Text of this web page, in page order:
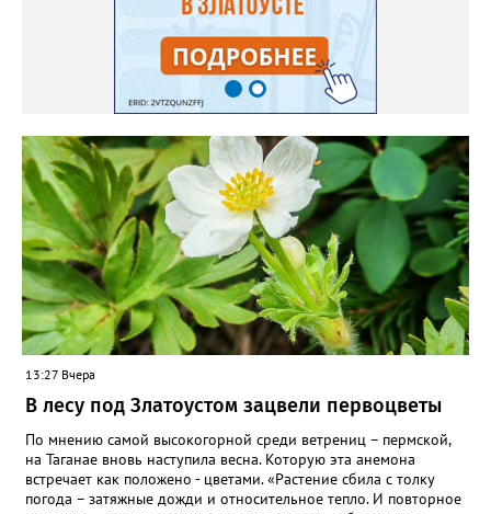
яму гравий и песок – требуется хороший дренаж. В первый год
Екатерина рекомендует цветы убирать, чтобы силы куста
пошли на наращивание корневой системы. А со второго года
пусть лаванда цветёт во всю силу! Фото: Екатерина Бойко,
специально для «Златоуст.инфо». Обсуждение новости здесь
ВКОНТАКТЕ https://vk.com/newszlatoust74
13:27 Вчера
В лесу под Златоустом зацвели первоцветы
По мнению самой высокогорной среди ветрениц – пермской,
на Таганае вновь наступила весна. Которую эта анемона
встречает как положено - цветами. «Растение сбила с толку
погода – затяжные дожди и относительное тепло. И повторное